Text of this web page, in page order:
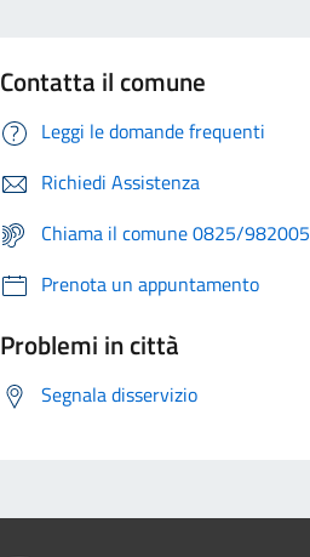
Contatta il comune
Leggi le domande frequenti
Richiedi Assistenza
Chiama il comune 0825/982005
Prenota un appuntamento
Problemi in città
Segnala disservizio